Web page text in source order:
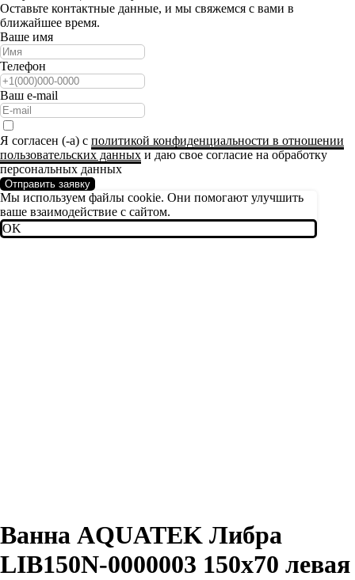
Оставьте контактные данные, и мы свяжемся с вами в
ближайшее время.
Ваше имя
Телефон
Ваш e-mail
Я согласен (-а) с политикой конфиденциальности в отношении
пользовательских данных и даю свое согласие на обработку
персональных данных
Отправить заявку
Мы используем файлы cookie. Они помогают улучшить
ваше взаимодействие с сайтом.
OK
Ванна AQUATEK Либра
LIB150N-0000003 150х70 левая